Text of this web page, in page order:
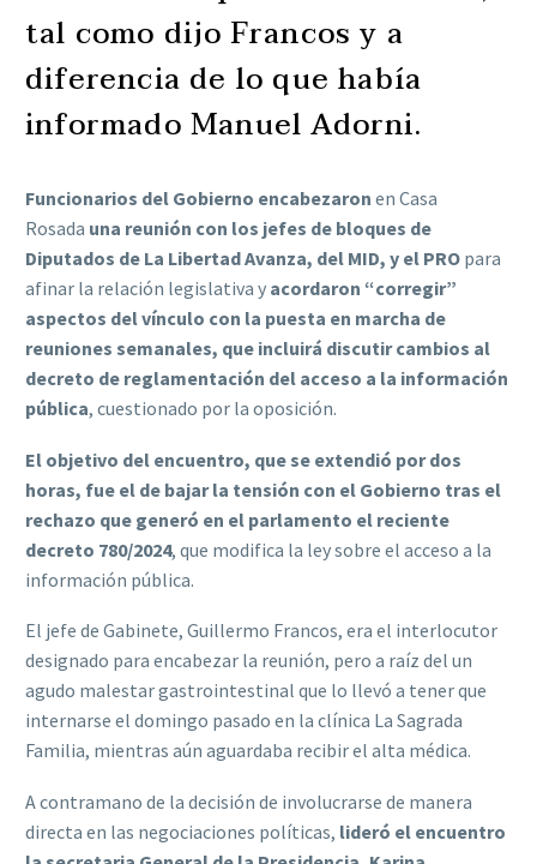
tal como dijo Francos y a
diferencia de lo que había
informado Manuel Adorni.
Funcionarios del Gobierno encabezaron en Casa
Rosada una reunión con los jefes de bloques de
Diputados de La Libertad Avanza, del MID, y el PRO para
afinar la relación legislativa y acordaron “corregir”
aspectos del vínculo con la puesta en marcha de
reuniones semanales, que incluirá discutir cambios al
decreto de reglamentación del acceso a la información
pública, cuestionado por la oposición.
El objetivo del encuentro, que se extendió por dos
horas, fue el de bajar la tensión con el Gobierno tras el
rechazo que generó en el parlamento el reciente
decreto 780/2024, que modifica la ley sobre el acceso a la
información pública.
El jefe de Gabinete, Guillermo Francos, era el interlocutor
designado para encabezar la reunión, pero a raíz del un
agudo malestar gastrointestinal que lo llevó a tener que
internarse el domingo pasado en la clínica La Sagrada
Familia, mientras aún aguardaba recibir el alta médica.
A contramano de la decisión de involucrarse de manera
directa en las negociaciones políticas, lideró el encuentro